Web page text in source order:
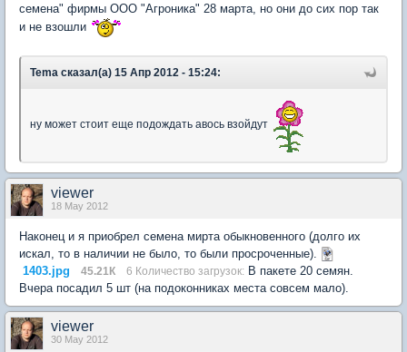
семена" фирмы ООО "Агроника" 28 марта, но они до сих пор так
и не взошли
Tema сказал(а) 15 Апр 2012 - 15:24:
ну может стоит еще подождать авось взойдут
viewer
18 May 2012
Наконец и я приобрел семена мирта обыкновенного (долго их
искал, то в наличии не было, то были просроченные).
1403.jpg
45.21К 6 Количество загрузок: В пакете 20 семян.
Вчера посадил 5 шт (на подоконниках места совсем мало).
viewer
30 May 2012